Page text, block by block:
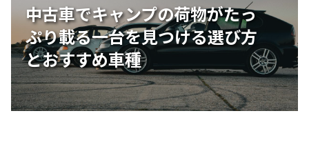
中古車でキャンプの荷物がたっ
ぷり載る一台を見つける選び方
とおすすめ車種